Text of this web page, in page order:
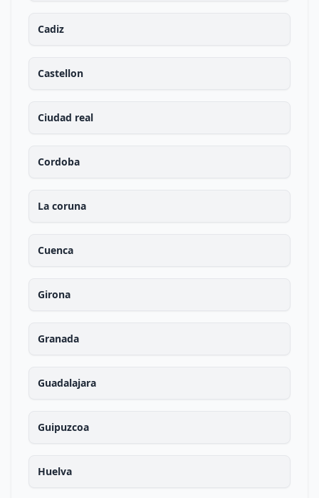
Cadiz
Castellon
Ciudad real
Cordoba
La coruna
Cuenca
Girona
Granada
Guadalajara
Guipuzcoa
Huelva